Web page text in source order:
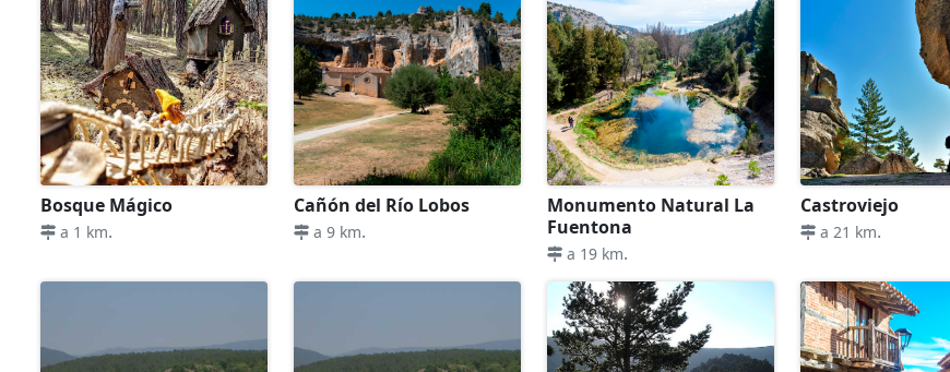
Bosque Mágico
a 1 km.
Cañón del Río Lobos
a 9 km.
Monumento Natural La
Fuentona
a 19 km.
Castroviejo
a 21 km.